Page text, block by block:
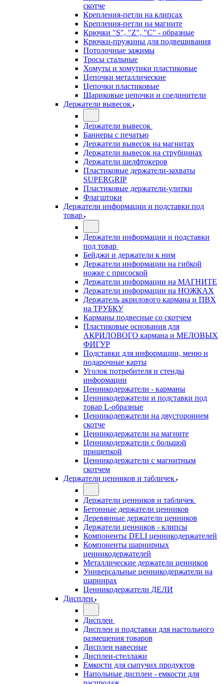
скотче
Крепления-петли на клипсах
Крепления-петли на магните
Крючки "S", "Z", "C" - образные
Крючки-пружины для подвешивания
Потолочные зажимы
Тросы стальные
Хомуты и хомутики пластиковые
Цепочки металлические
Цепочки пластиковые
Шариковые цепочки и соединители
Держатели вывесок
Держатели вывесок
Баннеры с печатью
Держатели вывесок на магнитах
Держатели вывесок на струбцинах
Держатели шелфтокеров
Пластиковые держатели-захваты
SUPERGRIP
Пластиковые держатели-улитки
Флагштоки
Держатели информации и подставки под
товар
Держатели информации и подставки
под товар
Бейджи и держатели к ним
Держатели информации на гибкой
ножке с присоской
Держатели информации на МАГНИТЕ
Держатели информации на НОЖКАХ
Держатель акрилового кармана и ПВХ
на ТРУБКУ
Карманы подвесные со скотчем
Пластиковые основания для
АКРИЛОВОГО кармана и МЕЛОВЫХ
ФИГУР
Подставки для информации, меню и
подарочные карты
Уголок потребителя и стенды
информации
Ценникодержатели - карманы
Ценникодержатели и подставки под
товар L-образные
Ценникодержатели на двустороннем
скотче
Ценникодержатели на магните
Ценникодержатели с большой
прищепкой
Ценникодержатели с магнитным
скотчем
Держатели ценников и табличек
Держатели ценников и табличек
Бетонные держатели ценников
Деревянные держатели ценников
Держатели ценников - клипсы
Компоненты DELI ценникодержателей
Компоненты шарнирных
ценникодержателей
Металлические держатели ценников
Универсальные ценникодержатели на
шарнирах
Ценникодержатели ДЕЛИ
Дисплеи
Дисплеи
Дисплеи и подставки для настольного
размещения товаров
Дисплеи навесные
Дисплеи-стеллажи
Емкости для сыпучих продуктов
Напольные дисплеи - емкости для